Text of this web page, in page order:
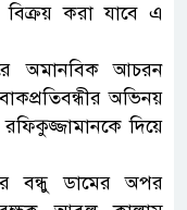
করা যাবে এ
অমানবিক আচরন
অভিনয়
দিয়ে
বন্ধু ডামের অপর